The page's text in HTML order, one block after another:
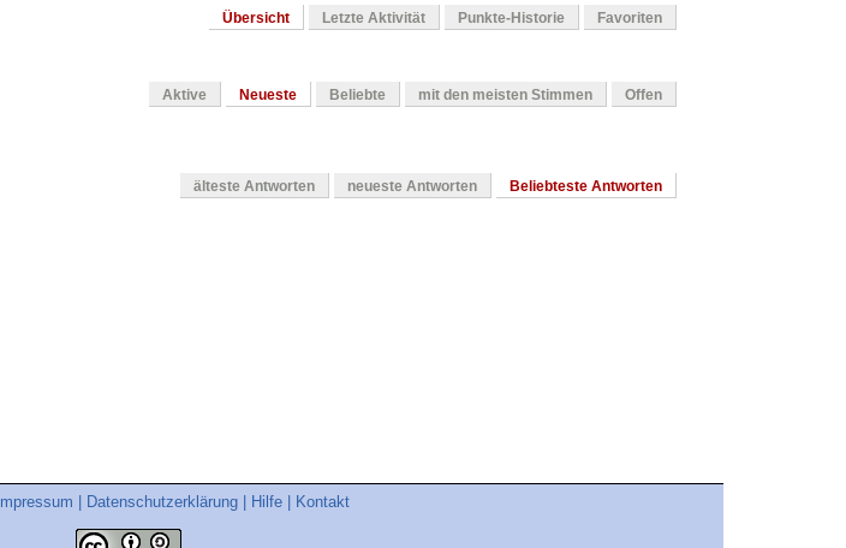
Übersicht Letzte Aktivität Punkte-Historie Favoriten
Aktive Neueste Beliebte mit den meisten Stimmen Offen
älteste Antworten neueste Antworten Beliebteste Antworten
Impressum Datenschutzerklärung Hilfe Kontakt